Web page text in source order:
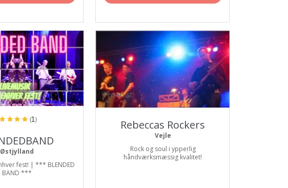
(1)
Østjylland
fest! | *** BLENDED
BAND ***
ProArtist
Rebeccas Rockers
Vejle
Rock og soul i ypperlig
håndværksmæssig kvalitet!